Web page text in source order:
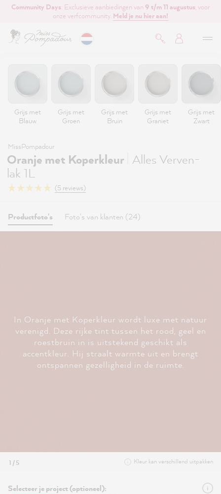
hoofdinhoud
Community Days: Exclusieve aanbiedingen van 9 t/m 11 augustus , voor
onze verfcommunity. Meld je nu hier aan!
Grijs met
Blauw
Grijs met
Groen
Grijs met
Bruin
Grijs met
Graniet
Grijs met
Zwart
MissPompadour
Oranje met Koperkleur Alles Verven-
lak 1L
(5 reviews)
Productfoto's Foto's van klanten (24)
In Oranje met Koperkleur wordt luxe met natuur
verenigd. Deze rijke tint tussen het rood, geel en
roestbruin in is uitstekend geschikt als
accentkleur. Hij straalt warmte uit en brengt
ontspannen gezelligheid in de ruimte.
1 / 5 Kleur kan verschillend uitpakken
Selecteer je project (optioneel):